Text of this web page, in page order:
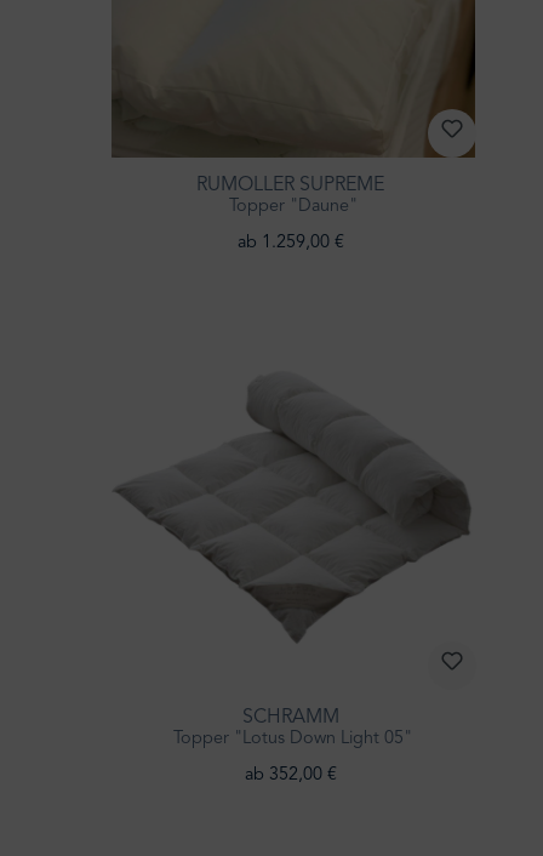
RUMÖLLER SUPREME
Topper "Daune"
ab 1.259,00 €
SCHRAMM
Topper "Lotus Down Light 05"
ab 352,00 €